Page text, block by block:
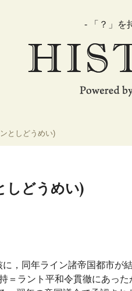
- 「？」を
としどうめい)
しどうめい)
，同年ライン諸帝国都市が
＝ラント平和令貫徹にあっ